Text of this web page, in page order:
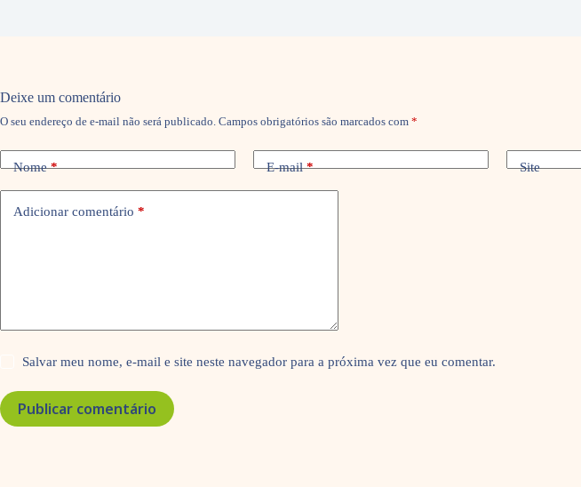
Deixe um comentário
O seu endereço de e-mail não será publicado. Campos obrigatórios são marcados com *
Nome* E-mail* Site
Adicionar comentário *
Salvar meu nome, e-mail e site neste navegador para a próxima vez que eu comentar.
Publicar comentário